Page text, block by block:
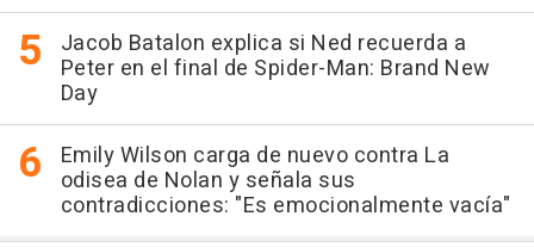
Jacob Batalon explica si Ned recuerda a
Peter en el final de Spider-Man: Brand New
Day
Emily Wilson carga de nuevo contra La
odisea de Nolan y señala sus
contradicciones: "Es emocionalmente vacía"